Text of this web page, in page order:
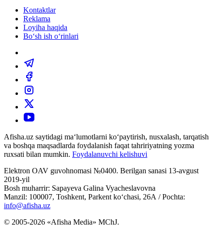
Kontaktlar
Reklama
Loyiha haqida
Bo‘sh ish o‘rinlari
Afisha.uz saytidagi ma‘lumotlarni ko‘paytirish, nusxalash, tarqatish
va boshqa maqsadlarda foydalanish faqat tahririyatning yozma
ruxsati bilan mumkin. Foydalanuvchi kelishuvi
Elektron OAV guvohnomasi №0400. Berilgan sanasi 13-avgust
2019-yil
Bosh muharrir: Sapayeva Galina Vyacheslavovna
Manzil: 100007, Toshkent, Parkent ko‘chasi, 26А / Pochta:
info@afisha.uz
© 2005-2026 «Afisha Media» MChJ.